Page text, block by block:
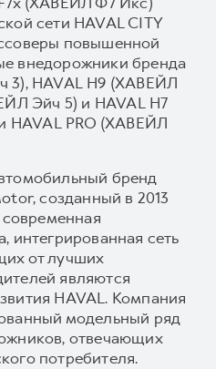
сети HAVAL CITY
повышенной
внедорожники бренда
3), HAVAL H9 (ХАВЕЙЛ
Эйч 5) и HAVAL H7
HAVAL PRO (ХАВЕЙЛ
бренд
созданный в 2013
современная
интегрированная сеть
от лучших
являются
HAVAL. Компания
модельный ряд
отвечающих
потребителя.